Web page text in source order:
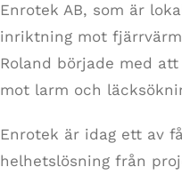
Enrotek AB, som är
inriktning mot
Roland började med
mot larm och
Enrotek är idag ett av
helhetslösning från